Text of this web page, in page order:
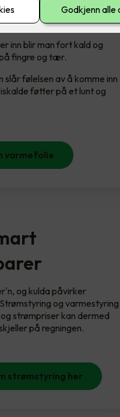
fra Cenika
inn blir man fort kald og
fingre og tær.
slår følelsen av å komme inn
føtter på et lunt og
varmefolie
og kulda påvirker
og varmestyring
strømpriser kan dermed
på regningen.
strømstyring her